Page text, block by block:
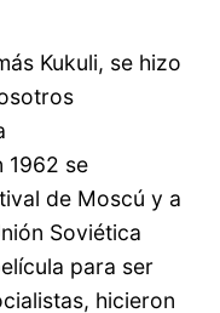
Kukuli, se hizo
1962 se
de Moscú y a
Soviética
para ser
hicieron